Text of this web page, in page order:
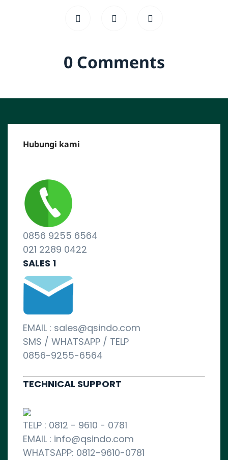
0 Comments
Hubungi kami
0856 9255 6564
021 2289 0422
SALES 1
EMAIL : sales@qsindo.com
SMS / WHATSAPP / TELP
0856-9255-6564
TECHNICAL SUPPORT
TELP : 0812 - 9610 - 0781
EMAIL : info@qsindo.com
WHATSAPP: 0812-9610-0781